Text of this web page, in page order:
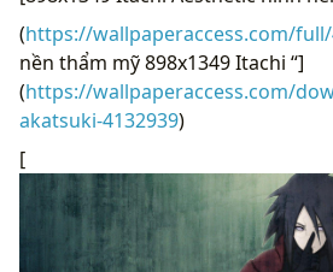
(https://wallpaperaccess.com/full/
nền thẩm mỹ 898x1349 Itachi “]
(https://wallpaperaccess.com/
akatsuki-4132939)
[